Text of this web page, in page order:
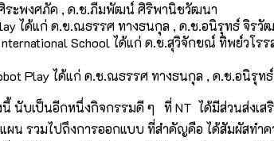
ระพงศภัค , ด.ช.ภีมพัฒน์ ศิริพานิชวัฒนา
ได้แก่ ด.ช.ณธรรศ ทางธนกุล , ด.ช.อนิรุทธ์ จิรวั
School ได้แก่ ด.ช.สุวิจักขณ์ ทิพย์วโ
Play ได้แก่ ด.ช.ณธรรศ ทางธนกุล , ด.ช.อนิรุท
นับเป็นอีกหนึ่งกิจกรรมดี ๆ ที่ NT ได้มีส่วนส่งเส
น รวมไปถึงการออกแบบ ที่สำคัญคือ ได้สัมผัสทำ